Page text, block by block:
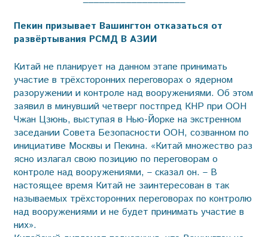
Пекин призывает Вашингтон отказаться от
развёртывания РСМД В АЗИИ
Китай не планирует на данном этапе принимать
участие в трёхсторонних переговорах о ядерном
разоружении и контроле над вооружениями. Об этом
заявил в минувший четверг постпред КНР при ООН
Чжан Цзюнь, выступая в Нью-Йорке на экстренном
заседании Совета Безопасности ООН, созванном по
инициативе Москвы и Пекина. «Китай множество раз
ясно излагал свою позицию по переговорам о
контроле над вооружениями, – сказал он. – В
настоящее время Китай не заинтересован в так
называемых трёхсторонних переговорах по контролю
над вооружениями и не будет принимать участие в
них».